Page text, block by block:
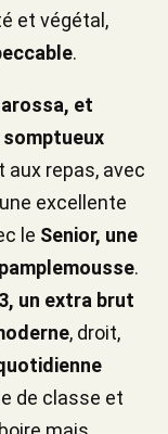
et végétal,
.
et
aux repas, avec
excellente
le Senior, une
.
un extra brut
, droit,
de classe et